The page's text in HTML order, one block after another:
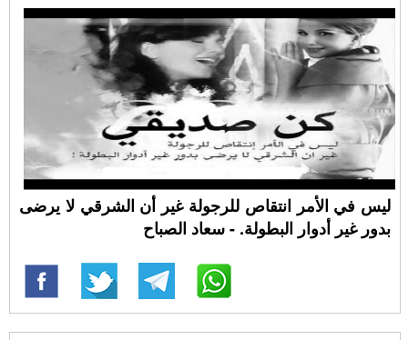
ليس في الأمر انتقاص للرجولة غير أن الشرقي لا يرضى
بدور غير أدوار البطولة. - سعاد الصباح